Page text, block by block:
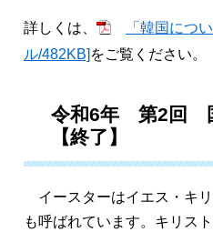
詳しくは、
「韓国につ
ル/482KB] をご覧ください。
令和6年 第2回 国
【終了】
イースターはイエス・キ
も呼ばれています。キリス